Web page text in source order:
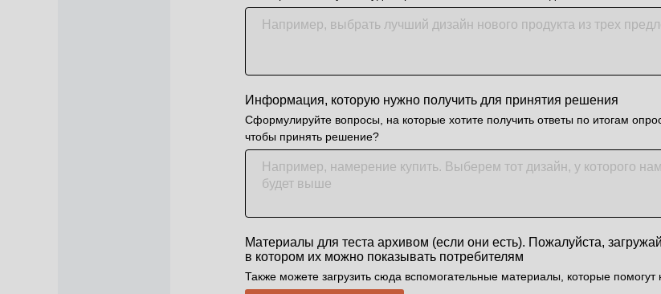
Информация, которую нужно получить для принятия решения
Сформулируйте вопросы, на которые хотите получить ответы по итогам
чтобы принять решение?
Материалы для теста архивом (если они есть). Пожалуйста,
в котором их можно показывать потребителям
Также можете загрузить сюда вспомогательные материалы, которые